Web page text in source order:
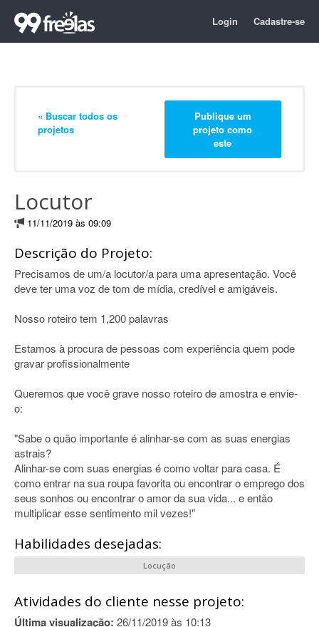
Login Cadastre-se
« Buscar todos os
projetos
Publique um
projeto como
este
Locutor
11/11/2019 às 09:09
Descrição do Projeto:
Precisamos de um/a locutor/a para uma apresentação. Você
deve ter uma voz de tom de mídia, credível e amigáveis.
Nosso roteiro tem 1,200 palavras
Estamos à procura de pessoas com experiência quem pode
gravar profissionalmente
Queremos que você grave nosso roteiro de amostra e envie-
o:
"Sabe o quão importante é alinhar-se com as suas energias
astrais?
Alinhar-se com suas energias é como voltar para casa. É
como entrar na sua roupa favorita ou encontrar o emprego dos
seus sonhos ou encontrar o amor da sua vida... e então
multiplicar esse sentimento mil vezes!"
Habilidades desejadas:
Locução
Atividades do cliente nesse projeto:
Última visualização: 26/11/2019 às 10:13